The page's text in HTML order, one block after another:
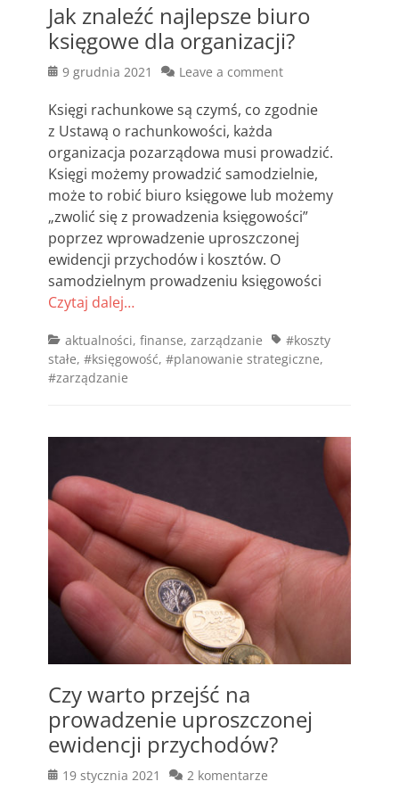
Jak znaleźć najlepsze biuro
księgowe dla organizacji?
Posted
9 grudnia 2021 Leave a comment
Księgi rachunkowe są czymś, co zgodnie
z Ustawą o rachunkowości, każda
organizacja pozarządowa musi prowadzić.
Księgi możemy prowadzić samodzielnie,
może to robić biuro księgowe lub możemy
„zwolić się z prowadzenia księgowości”
poprzez wprowadzenie uproszczonej
ewidencji przychodów i kosztów. O
samodzielnym prowadzeniu księgowości
Czytaj dalej…
Categories
aktualności, finanse, zarządzanie Tags#koszty
stałe, #księgowość, #planowanie strategiczne,
#zarządzanie
Czy warto przejść na
prowadzenie uproszczonej
ewidencji przychodów?
Posted
19 stycznia 2021 2 komentarze